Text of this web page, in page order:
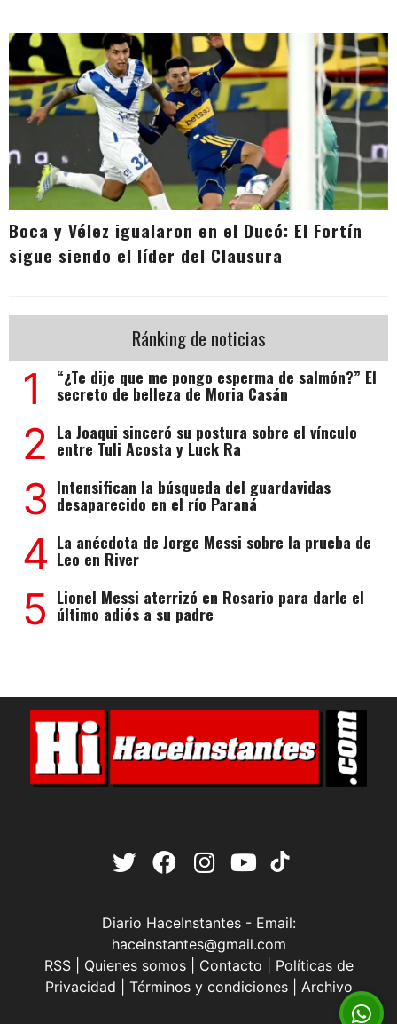
Boca y Vélez igualaron en el Ducó: El Fortín
sigue siendo el líder del Clausura
Ránking de noticias
1 “¿Te dije que me pongo esperma de salmón?” El
secreto de belleza de Moria Casán
2 La Joaqui sinceró su postura sobre el vínculo
entre Tuli Acosta y Luck Ra
3 Intensifican la búsqueda del guardavidas
desaparecido en el río Paraná
4 La anécdota de Jorge Messi sobre la prueba de
Leo en River
5 Lionel Messi aterrizó en Rosario para darle el
último adiós a su padre
Diario HaceInstantes - Email:
haceinstantes@gmail.com
RSS| Quienes somos| Contacto
Políticas de
Privacidad
Términos y condiciones| Archivo